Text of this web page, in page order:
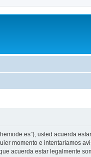
usted acuerda
momento e intentaríamos
acuerda estar legalmente